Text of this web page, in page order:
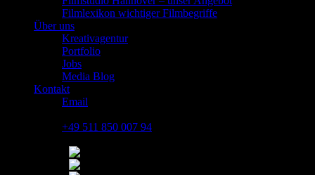
Filmlexikon wichtiger Filmbegriffe
Über uns
Kreativagentur
Portfolio
Jobs
Media Blog
Kontakt
Email
+49 511 850 007 94